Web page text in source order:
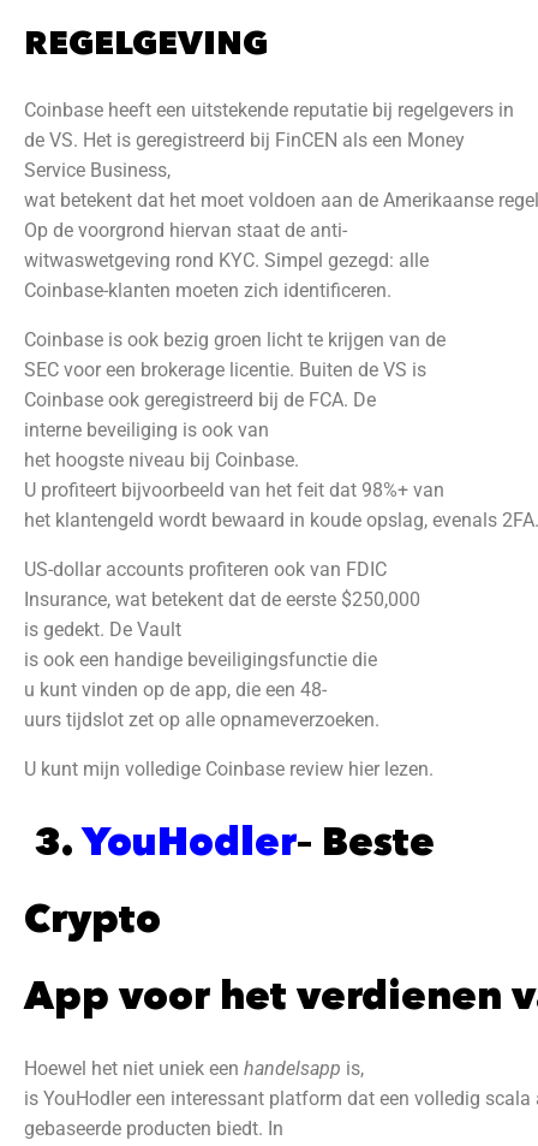
REGELGEVING
Coinbase heeft een uitstekende reputatie bij regelgevers in
de VS. Het is geregistreerd bij FinCEN als een Money
Service Business,
wat betekent dat het moet voldoen aan de Amerikaanse
Op de voorgrond hiervan staat de anti-
witwaswetgeving rond KYC. Simpel gezegd: alle
Coinbase-klanten moeten zich identificeren.
Coinbase is ook bezig groen licht te krijgen van de
SEC voor een brokerage licentie. Buiten de VS is
Coinbase ook geregistreerd bij de FCA. De
interne beveiliging is ook van
het hoogste niveau bij Coinbase.
U profiteert bijvoorbeeld van het feit dat 98%+ van
het klantengeld wordt bewaard in koude opslag, evenals 2FA.
US-dollar accounts profiteren ook van FDIC
Insurance, wat betekent dat de eerste $250,000
is gedekt. De Vault
is ook een handige beveiligingsfunctie die
u kunt vinden op de app, die een 48-
uurs tijdslot zet op alle opnameverzoeken.
U kunt mijn volledige Coinbase review hier lezen.
3.YouHodler– Beste
Crypto
App voor het verdienen
Hoewel het niet uniek een handelsapp is,
is YouHodler een interessant platform dat een volledig scala
gebaseerde producten biedt. In